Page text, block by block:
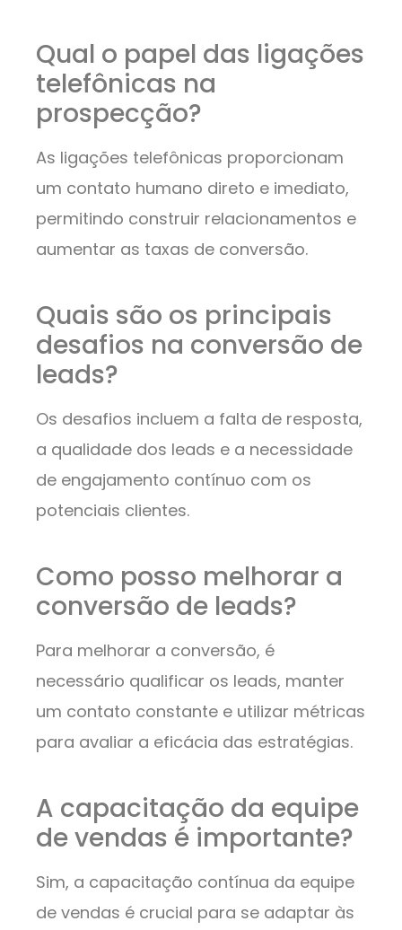
Qual o papel das ligações
telefônicas na
prospecção?
As ligações telefônicas proporcionam
um contato humano direto e imediato,
permitindo construir relacionamentos e
aumentar as taxas de conversão.
Quais são os principais
desafios na conversão de
leads?
Os desafios incluem a falta de resposta,
a qualidade dos leads e a necessidade
de engajamento contínuo com os
potenciais clientes.
Como posso melhorar a
conversão de leads?
Para melhorar a conversão, é
necessário qualificar os leads, manter
um contato constante e utilizar métricas
para avaliar a eficácia das estratégias.
A capacitação da equipe
de vendas é importante?
Sim, a capacitação contínua da equipe
de vendas é crucial para se adaptar às